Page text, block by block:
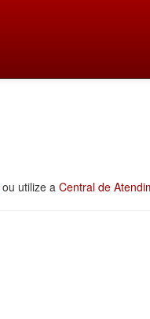
ou utilize a Central de